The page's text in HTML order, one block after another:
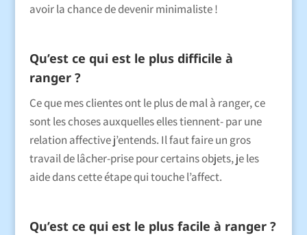
avoir la chance de devenir minimaliste !
Qu’est ce qui est le plus difficile à
ranger ?
Ce que mes clientes ont le plus de mal à ranger, ce
sont les choses auxquelles elles tiennent- par une
relation affective j’entends. Il faut faire un gros
travail de lâcher-prise pour certains objets, je les
aide dans cette étape qui touche l’affect.
Qu’est ce qui est le plus facile à ranger ?